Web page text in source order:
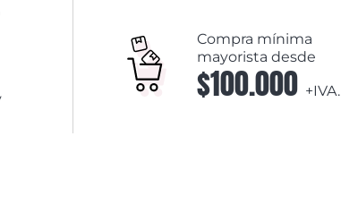
Compra mínima
mayorista desde
$100.000 +IVA.